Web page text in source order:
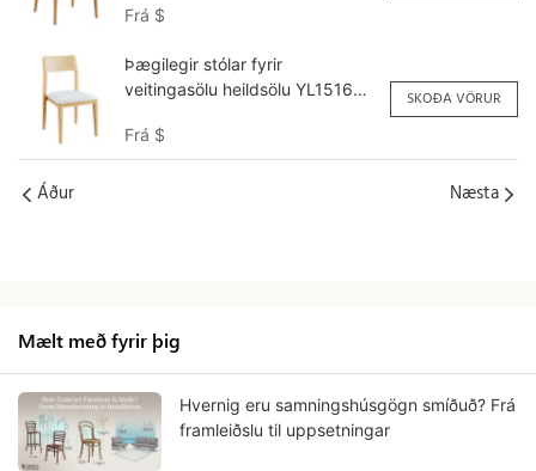
Frá $
Þægilegir stólar fyrir
veitingasölu heildsölu YL1516
Frá $
SKOÐA VÖRUR
Áður Næsta
Mælt með fyrir þig
Hvernig eru samningshúsgögn smíðuð? Frá
framleiðslu til uppsetningar